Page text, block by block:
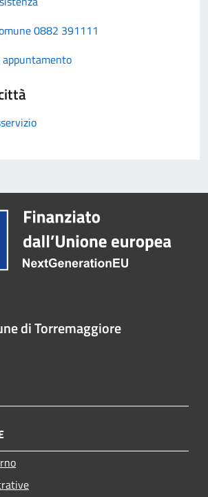
0882 391111
di Torremaggiore